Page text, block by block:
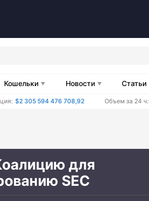
Кошельки Новости Статьи
$2 305 594 476 708,92 Объем за 24 ч:
для
SEC